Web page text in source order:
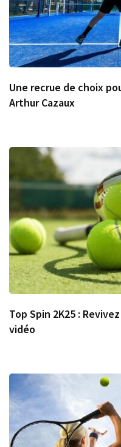
Une recrue de choix
Arthur Cazaux
Top Spin 2K25 :
vidéo